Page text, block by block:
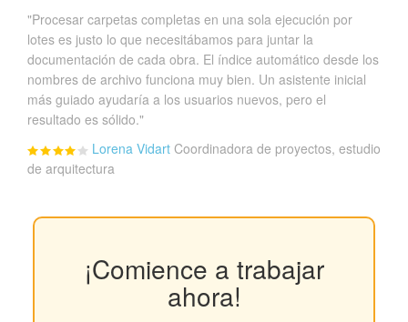
"Procesar carpetas completas en una sola ejecución por
lotes es justo lo que necesitábamos para juntar la
documentación de cada obra. El índice automático desde los
nombres de archivo funciona muy bien. Un asistente inicial
más guiado ayudaría a los usuarios nuevos, pero el
resultado es sólido."
Lorena Vidart Coordinadora de proyectos, estudio
de arquitectura
¡Comience a trabajar
ahora!